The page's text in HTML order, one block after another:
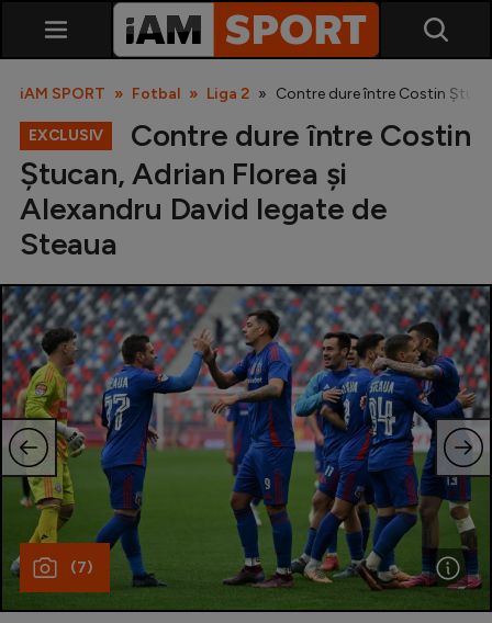
SuperLiga
Liga 2
Cupa României
Echipa Națională
U21
Fotbal feminin
Special
Diverse
Inedit
iAM SPORT Fotbal Liga 2 Contre dure între Costin
EXCLUSIV
Contre dure între Costin
Ștucan, Adrian Florea și
Alexandru David legate de
Steaua
(7)